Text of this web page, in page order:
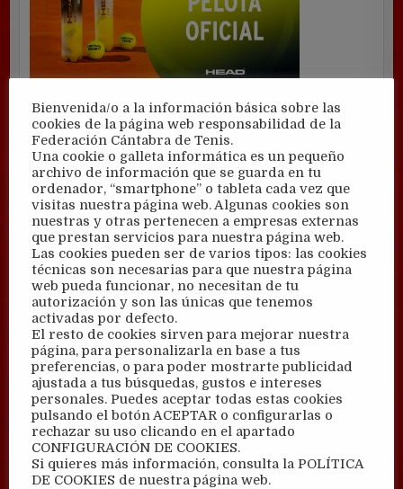
Bienvenida/o a la información básica sobre las
cookies de la página web responsabilidad de la
Federación Cántabra de Tenis.
Una cookie o galleta informática es un pequeño
archivo de información que se guarda en tu
ordenador, “smartphone” o tableta cada vez que
visitas nuestra página web. Algunas cookies son
nuestras y otras pertenecen a empresas externas
que prestan servicios para nuestra página web.
Las cookies pueden ser de varios tipos: las cookies
técnicas son necesarias para que nuestra página
web pueda funcionar, no necesitan de tu
autorización y son las únicas que tenemos
activadas por defecto.
El resto de cookies sirven para mejorar nuestra
página, para personalizarla en base a tus
preferencias, o para poder mostrarte publicidad
ajustada a tus búsquedas, gustos e intereses
personales. Puedes aceptar todas estas cookies
pulsando el botón ACEPTAR o configurarlas o
rechazar su uso clicando en el apartado
CONFIGURACIÓN DE COOKIES.
Si quieres más información, consulta la POLÍTICA
DE COOKIES de nuestra página web.